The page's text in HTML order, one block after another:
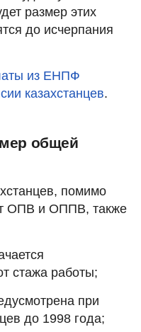
размер этих
до исчерпания
из ЕНПФ
казахстанцев.
общей
помимо
ОПВ и ОППВ, также
стажа работы;
при
до 1998 года;